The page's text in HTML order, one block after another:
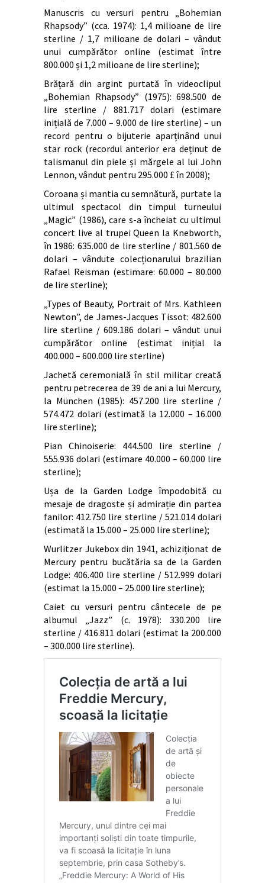
Manuscris cu versuri pentru „Bohemian
Rhapsody” (cca. 1974): 1,4 milioane de lire
sterline / 1,7 milioane de dolari – vândut
unui cumpărător online (estimat între
800.000 și 1,2 milioane de lire sterline);
Brățară din argint purtată în videoclipul
„Bohemian Rhapsody” (1975): 698.500 de
lire sterline / 881.717 dolari (estimare
inițială de 7.000 – 9.000 de lire sterline) – un
record pentru o bijuterie aparținând unui
star rock (recordul anterior era deținut de
talismanul din piele și mărgele al lui John
Lennon, vândut pentru 295.000 £ în 2008);
Coroana și mantia cu semnătură, purtate la
ultimul spectacol din timpul turneului
„Magic” (1986), care s-a încheiat cu ultimul
concert live al trupei Queen la Knebworth,
în 1986: 635.000 de lire sterline / 801.560 de
dolari – vândute colecționarului brazilian
Rafael Reisman (estimare: 60.000 – 80.000
de lire sterline);
„Types of Beauty, Portrait of Mrs. Kathleen
Newton”, de James-Jacques Tissot: 482.600
lire sterline / 609.186 dolari – vândut unui
cumpărător online (estimat inițial la
400.000 – 600.000 lire sterline)
Jachetă ceremonială în stil militar creată
pentru petrecerea de 39 de ani a lui Mercury,
la München (1985): 457.200 lire sterline /
574.472 dolari (estimată la 12.000 – 16.000
lire sterline);
Pian Chinoiserie: 444.500 lire sterline /
555.936 dolari (estimare 40.000 – 60.000 lire
sterline);
Ușa de la Garden Lodge împodobită cu
mesaje de dragoste și admirație din partea
fanilor: 412.750 lire sterline / 521.014 dolari
(estimată la 15.000 – 25.000 lire sterline);
Wurlitzer Jukebox din 1941, achiziționat de
Mercury pentru bucătăria sa de la Garden
Lodge: 406.400 lire sterline / 512.999 dolari
(estimat la 15.000 – 25.000 lire sterline);
Caiet cu versuri pentru cântecele de pe
albumul „Jazz” (c. 1978): 330.200 lire
sterline / 416.811 dolari (estimat la 200.000
– 300.000 lire sterline).